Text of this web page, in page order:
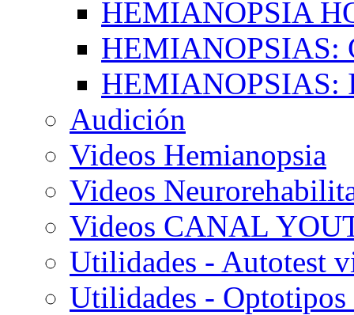
HEMIANOPSIA
HEMIANOPSIAS:
HEMIANOPSIAS:
Audición
Videos Hemianopsia
Videos
Videos CANAL
Utilidades - Autotest
Utilidades -